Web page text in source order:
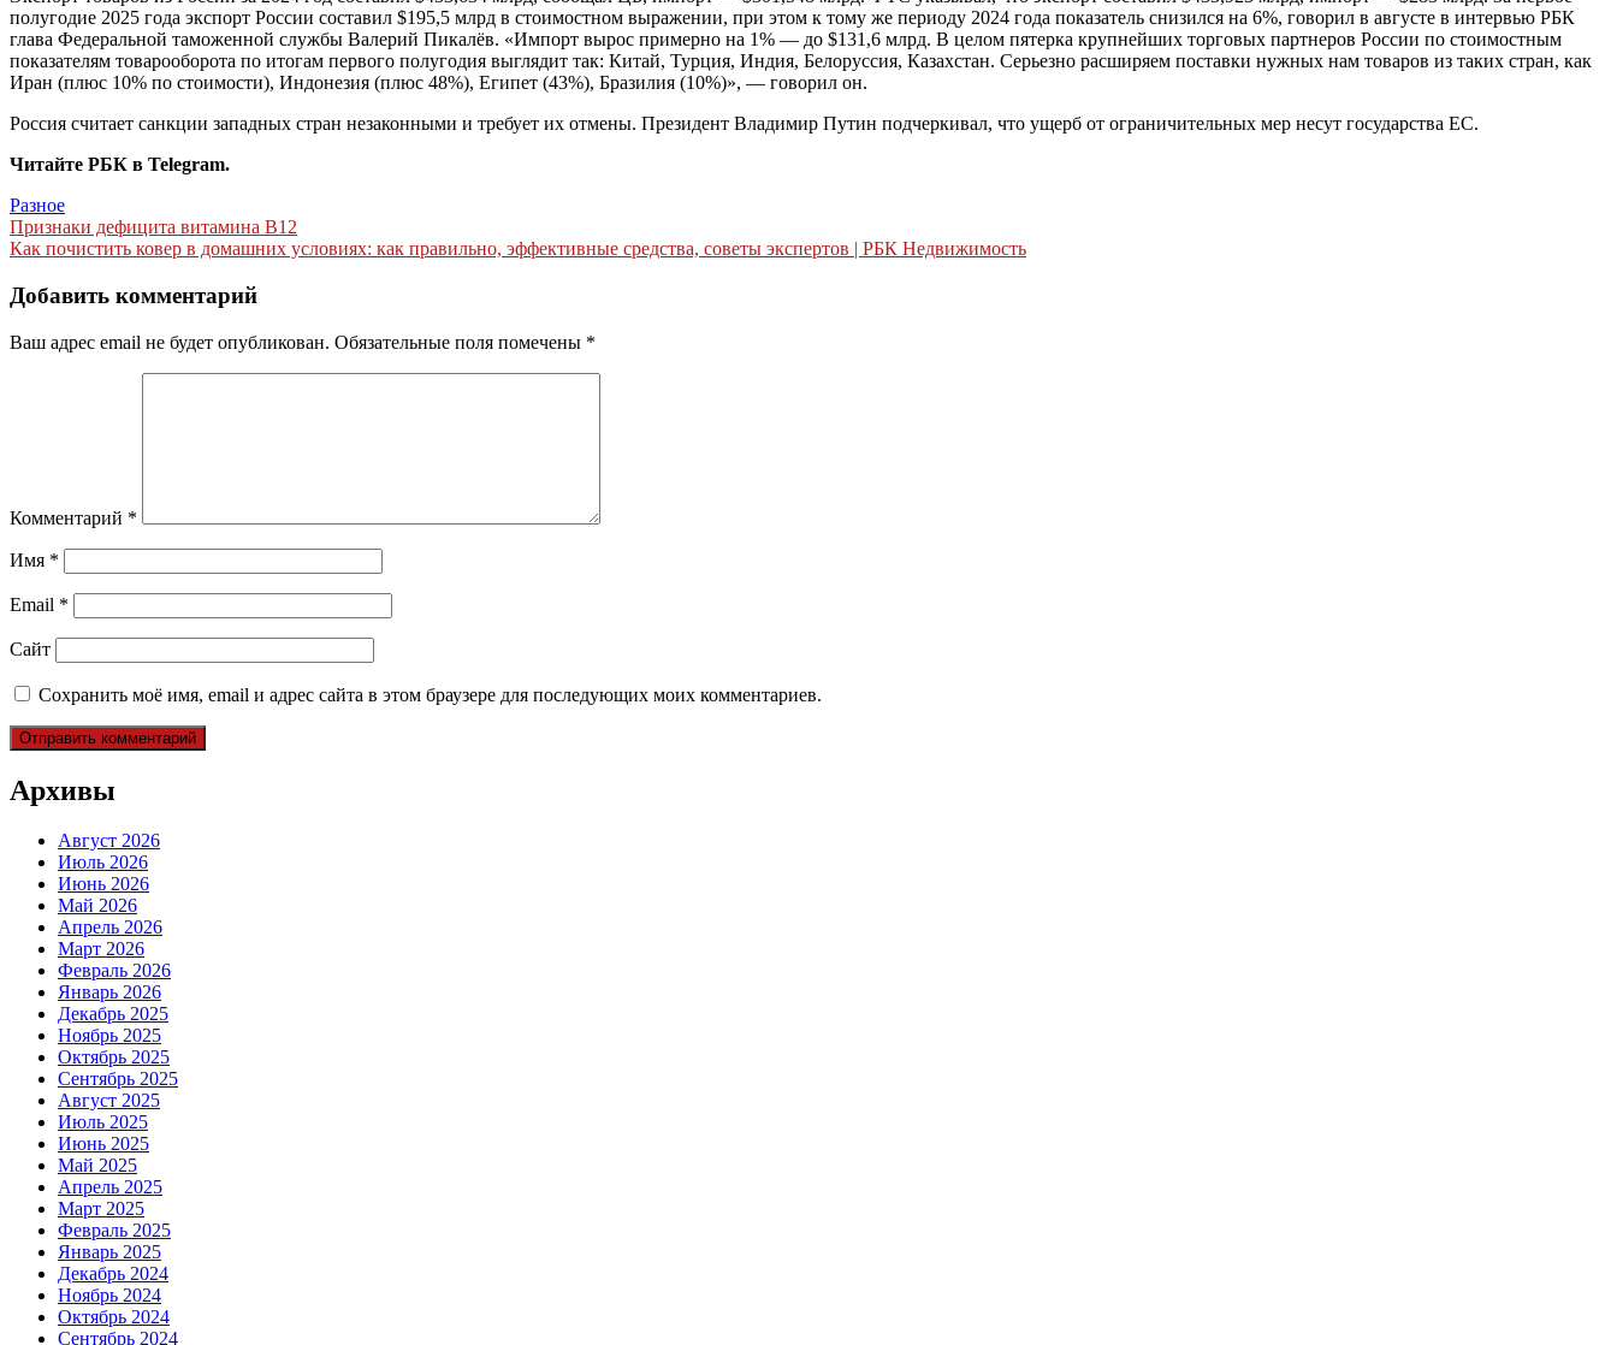
полугодие 2025 года экспорт России составил $195,5 млрд в стоимостном выражении, при этом к тому же периоду 2024 года показатель снизился на 6%, говорил в августе в интервью РБК
глава Федеральной таможенной службы Валерий Пикалёв. «Импорт вырос примерно на 1% — до $131,6 млрд. В целом пятерка крупнейших торговых партнеров России по стоимостным
показателям товарооборота по итогам первого полугодия выглядит так: Китай, Турция, Индия, Белоруссия, Казахстан. Серьезно расширяем поставки нужных нам товаров из таких стран, как
Иран (плюс 10% по стоимости), Индонезия (плюс 48%), Египет (43%), Бразилия (10%)», — говорил он.
Россия считает санкции западных стран незаконными и требует их отмены. Президент Владимир Путин подчеркивал, что ущерб от ограничительных мер несут государства ЕС.
Читайте РБК в Telegram.
Разное
Навигация
по
записям
Признаки дефицита витамина В12
Как почистить ковер в домашних условиях: как правильно, эффективные средства, советы экспертов | РБК Недвижимость
Добавить комментарий
Ваш адрес email не будет опубликован. Обязательные поля помечены *
Комментарий *
Имя *
Email *
Сайт
Сохранить моё имя, email и адрес сайта в этом браузере для последующих моих комментариев.
Архивы
Август 2026
Июль 2026
Июнь 2026
Май 2026
Апрель 2026
Март 2026
Февраль 2026
Январь 2026
Декабрь 2025
Ноябрь 2025
Октябрь 2025
Сентябрь 2025
Август 2025
Июль 2025
Июнь 2025
Май 2025
Апрель 2025
Март 2025
Февраль 2025
Январь 2025
Декабрь 2024
Ноябрь 2024
Октябрь 2024
Сентябрь 2024